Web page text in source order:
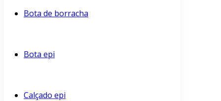
Bota de borracha
Bota epi
Calçado epi